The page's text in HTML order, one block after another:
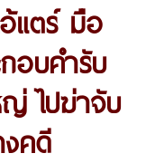
แตร์ มือ
อบคำรับ
ไปฆ่าจับ
คดี